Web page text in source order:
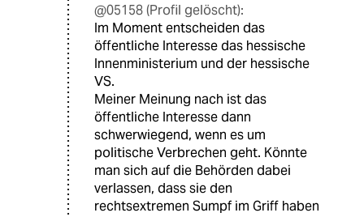
@05158 (Profil gelöscht):
Im Moment entscheiden das
öffentliche Interesse das hessische
Innenministerium und der hessische
VS.
Meiner Meinung nach ist das
öffentliche Interesse dann
schwerwiegend, wenn es um
politische Verbrechen geht. Könnte
man sich auf die Behörden dabei
verlassen, dass sie den
rechtsextremen Sumpf im Griff haben